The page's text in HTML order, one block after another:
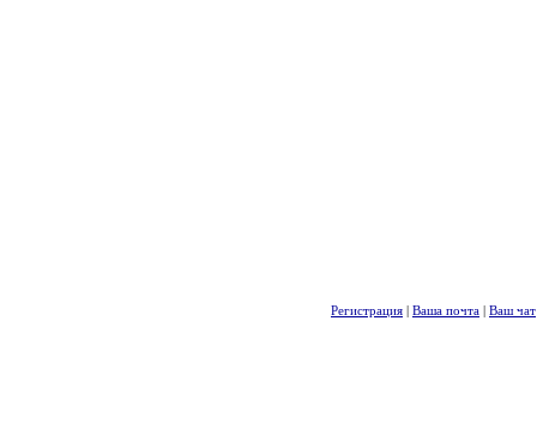
Регистрация | Ваша почта | Ваш чат